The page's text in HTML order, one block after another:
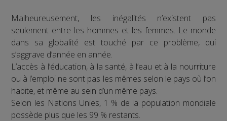
Malheureusement, les inégalités n’existent pas
seulement entre les hommes et les femmes. Le monde
dans sa globalité est touché par ce problème, qui
s’aggrave d’année en année.
L’accès à l’éducation, à la santé, à l’eau et à la nourriture
ou à l’emploi ne sont pas les mêmes selon le pays où l’on
habite, et même au sein d’un même pays.
Selon les Nations Unies, 1 % de la population mondiale
possède plus que les 99 % restants.